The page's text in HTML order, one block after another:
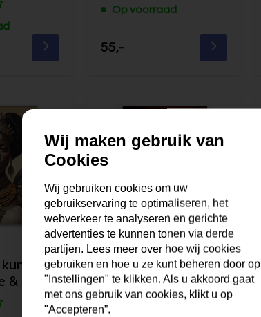
Op voorraad
55,-
|
& Gold
AI Digitale kunst |
Red Queen
Wij maken gebruik van
Cookies
Wij gebruiken cookies om uw
gebruikservaring te optimaliseren, het
webverkeer te analyseren en gerichte
advertenties te kunnen tonen via derde
partijen. Lees meer over hoe wij cookies
gebruiken en hoe u ze kunt beheren door op
"Instellingen" te klikken. Als u akkoord gaat
met ons gebruik van cookies, klikt u op
"Accepteren”.